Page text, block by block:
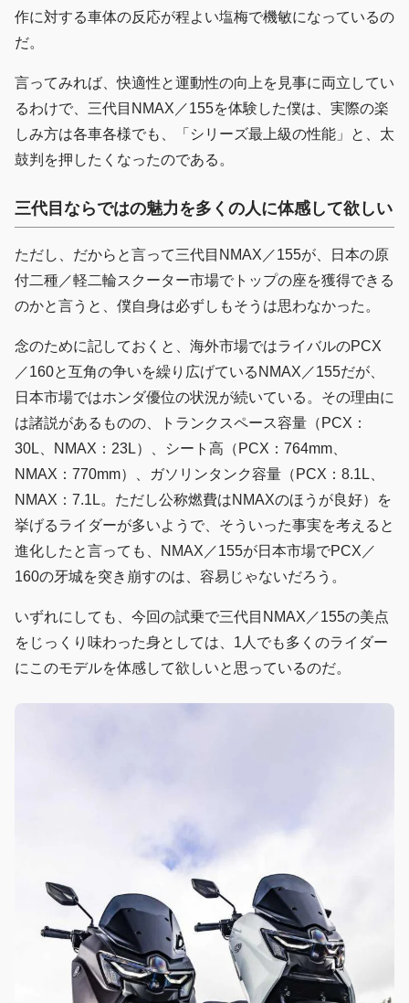
作に対する車体の反応が程よい塩梅で機敏になっているの
だ。
言ってみれば、快適性と運動性の向上を見事に両立してい
るわけで、三代目NMAX／155を体験した僕は、実際の楽
しみ方は各車各様でも、「シリーズ最上級の性能」と、太
鼓判を押したくなったのである。
三代目ならではの魅力を多くの人に体感して欲しい
ただし、だからと言って三代目NMAX／155が、日本の原
付二種／軽二輪スクーター市場でトップの座を獲得できる
のかと言うと、僕自身は必ずしもそうは思わなかった。
念のために記しておくと、海外市場ではライバルのPCX
／160と互角の争いを繰り広げているNMAX／155だが、
日本市場ではホンダ優位の状況が続いている。その理由に
は諸説があるものの、トランクスペース容量（PCX：
30L、NMAX：23L）、シート高（PCX：764mm、
NMAX：770mm）、ガソリンタンク容量（PCX：8.1L、
NMAX：7.1L。ただし公称燃費はNMAXのほうが良好）を
挙げるライダーが多いようで、そういった事実を考えると
進化したと言っても、NMAX／155が日本市場でPCX／
160の牙城を突き崩すのは、容易じゃないだろう。
いずれにしても、今回の試乗で三代目NMAX／155の美点
をじっくり味わった身としては、1人でも多くのライダー
にこのモデルを体感して欲しいと思っているのだ。